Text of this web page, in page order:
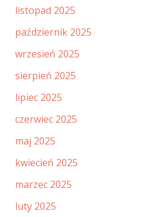
listopad 2025
październik 2025
wrzesień 2025
sierpień 2025
lipiec 2025
czerwiec 2025
maj 2025
kwiecień 2025
marzec 2025
luty 2025